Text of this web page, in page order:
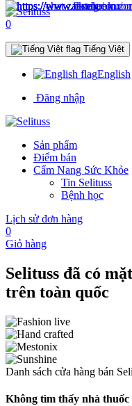
0
Tiếng Việt
English
Đăng nhập
Sản phẩm
Điểm bán
Cẩm Nang Sức Khỏe
Tin Selituss
Bệnh học
Lịch sử đơn hàng
0
Giỏ hàng
Selituss đã có
trên toàn quốc
Danh sách cửa hàng bán
Không tìm thấy nhà